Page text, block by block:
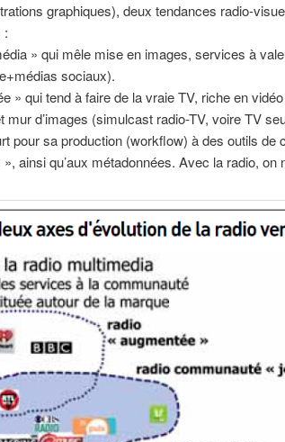
graphiques), deux tendances radio-
:
» qui mêle mise en images, services à
sociaux).
» qui tend à faire de la vraie TV, riche en
mur d’images (simulcast radio-TV, voire TV
pour sa production (workflow) à des outils de
ainsi qu’aux métadonnées. Avec la radio, on